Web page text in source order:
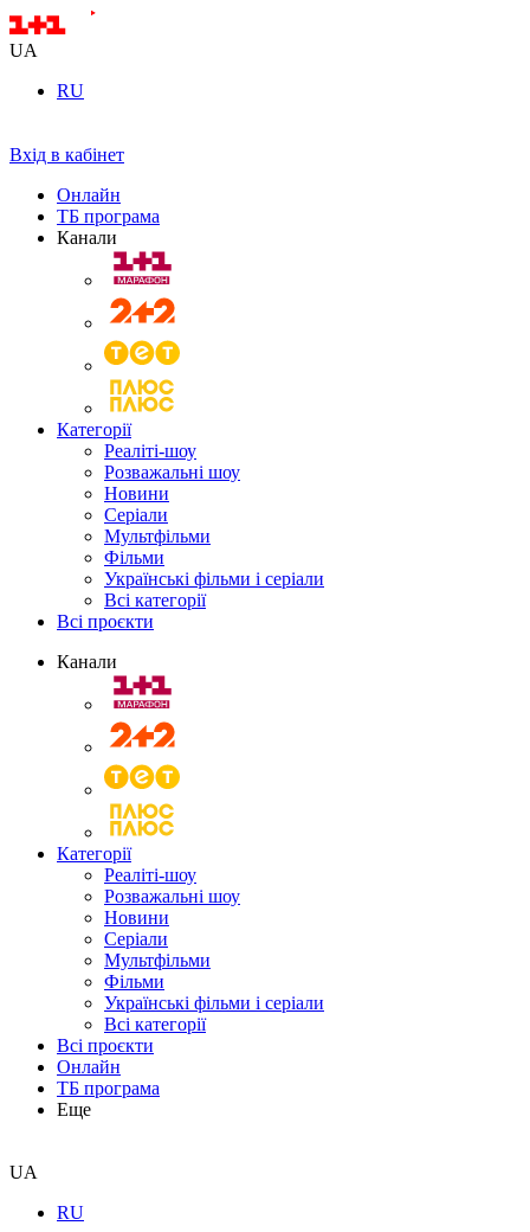
UA
RU
Вхід в кабінет
Онлайн
ТБ програма
Канали
Категорії
Реаліті-шоу
Розважальні шоу
Новини
Серіали
Мультфільми
Фільми
Українські фільми і серіали
Всі категорії
Всі проєкти
Канали
Категорії
Реаліті-шоу
Розважальні шоу
Новини
Серіали
Мультфільми
Фільми
Українські фільми і серіали
Всі категорії
Всі проєкти
Онлайн
ТБ програма
Еще
UA
RU